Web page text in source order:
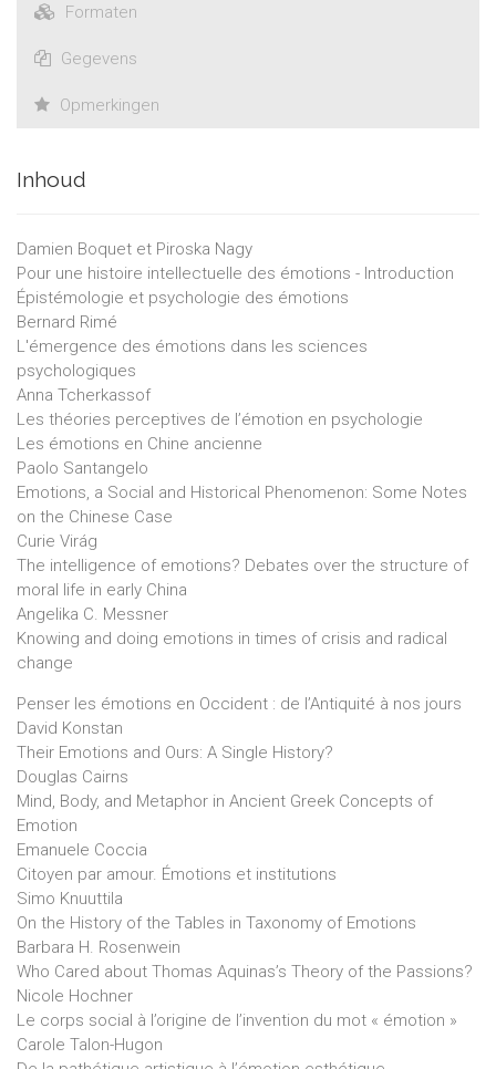
Formaten
Gegevens
Opmerkingen
Inhoud
Damien Boquet et Piroska Nagy
Pour une histoire intellectuelle des émotions - Introduction
Épistémologie et psychologie des émotions
Bernard Rimé
L'émergence des émotions dans les sciences
psychologiques
Anna Tcherkassof
Les théories perceptives de l’émotion en psychologie
Les émotions en Chine ancienne
Paolo Santangelo
Emotions, a Social and Historical Phenomenon: Some Notes
on the Chinese Case
Curie Virág
The intelligence of emotions? Debates over the structure of
moral life in early China
Angelika C. Messner
Knowing and doing emotions in times of crisis and radical
change
Penser les émotions en Occident : de l’Antiquité à nos jours
David Konstan
Their Emotions and Ours: A Single History?
Douglas Cairns
Mind, Body, and Metaphor in Ancient Greek Concepts of
Emotion
Emanuele Coccia
Citoyen par amour. Émotions et institutions
Simo Knuuttila
On the History of the Tables in Taxonomy of Emotions
Barbara H. Rosenwein
Who Cared about Thomas Aquinas’s Theory of the Passions?
Nicole Hochner
Le corps social à l’origine de l’invention du mot « émotion »
Carole Talon-Hugon